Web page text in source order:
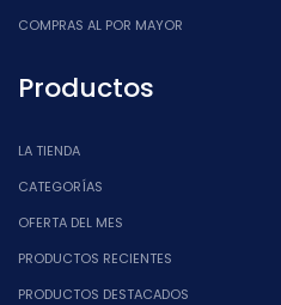
COMPRAS AL POR MAYOR
Productos
LA TIENDA
CATEGORÍAS
OFERTA DEL MES
PRODUCTOS RECIENTES
PRODUCTOS DESTACADOS